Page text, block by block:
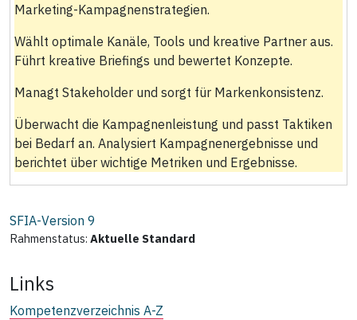
Marketing-Kampagnenstrategien.
Wählt optimale Kanäle, Tools und kreative Partner aus.
Führt kreative Briefings und bewertet Konzepte.
Managt Stakeholder und sorgt für Markenkonsistenz.
Überwacht die Kampagnenleistung und passt Taktiken
bei Bedarf an. Analysiert Kampagnenergebnisse und
berichtet über wichtige Metriken und Ergebnisse.
SFIA-Version 9
Rahmenstatus: Aktuelle Standard
Links
Kompetenzverzeichnis A-Z